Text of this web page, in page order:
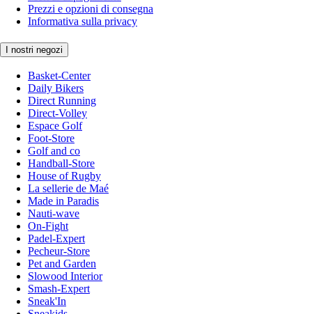
Prezzi e opzioni di consegna
Informativa sulla privacy
I nostri negozi
Basket-Center
Daily Bikers
Direct Running
Direct-Volley
Espace Golf
Foot-Store
Golf and co
Handball-Store
House of Rugby
La sellerie de Maé
Made in Paradis
Nauti-wave
On-Fight
Padel-Expert
Pecheur-Store
Pet and Garden
Slowood Interior
Smash-Expert
Sneak'In